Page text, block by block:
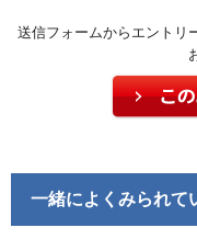
送信フォームからエントリ
一緒によくみられて